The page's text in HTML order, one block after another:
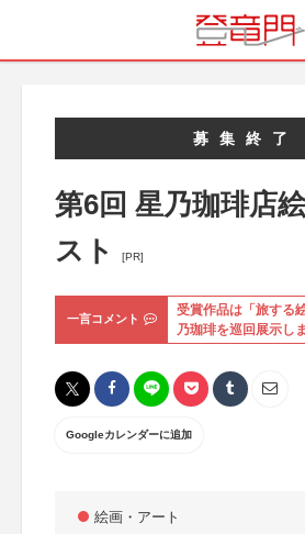
募集終了
第6回 星乃珈琲店
スト
[PR]
一言コメント
受賞作品は「旅する
乃珈琲を巡回展示し
Googleカレンダーに追加
絵画・アート